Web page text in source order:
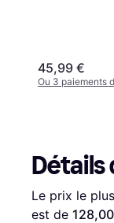
45,99 €
Ou 3 paiements
Détails
Le prix le
est de 128,00